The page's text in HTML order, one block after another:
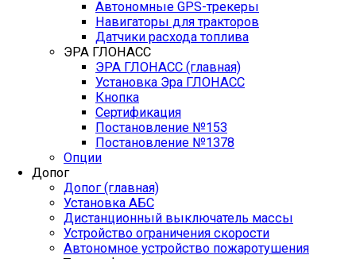
Автономные GPS-трекеры
Навигаторы для тракторов
Датчики расхода топлива
ЭРА ГЛОНАСС
ЭРА ГЛОНАСС (главная)
Установка Эра ГЛОНАСС
Кнопка
Сертификация
Постановление №153
Постановление №1378
Опции
Допог
Допог (главная)
Установка АБС
Дистанционный выключатель массы
Устройство ограничения скорости
Автономное устройство пожаротушения